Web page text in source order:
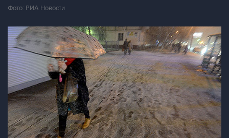
Фото: РИА Новости